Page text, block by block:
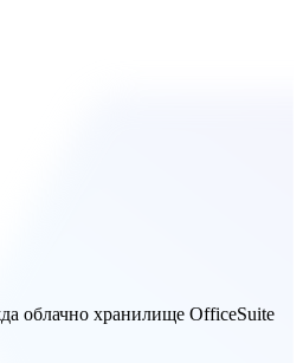
облачно хранилище OfficeSuite